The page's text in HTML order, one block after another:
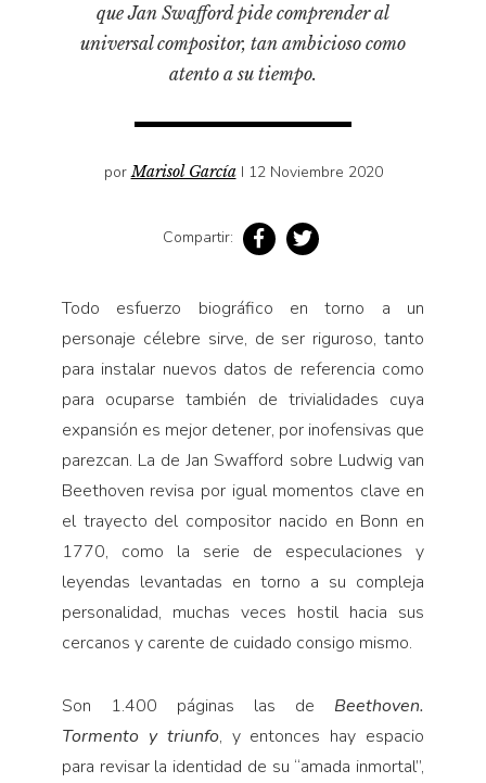
Voces y lecturasque Jan Swafford pide comprender al
universal compositor, tan ambicioso como
atento a su tiempo.
porMarisol García I 12 Noviembre 2020
Compartir:
Todo esfuerzo biográfico en torno a un
personaje célebre sirve, de ser riguroso, tanto
para instalar nuevos datos de re­ferencia como
para ocuparse también de trivialidades cuya
expansión es mejor detener, por inofensivas que
parezcan. La de Jan Swafford sobre Ludwig van
Beethoven revisa por igual momentos clave en
el trayecto del compositor nacido en Bonn en
1770, como la serie de especulaciones y
leyendas levantadas en torno a su compleja
personalidad, muchas veces hostil hacia sus
cercanos y carente de cuidado consigo mismo.
Son 1.400 páginas las de Beethoven.
Tormento y triunfo, y entonces hay espacio
para revisar la iden­tidad de su “amada inmortal”,